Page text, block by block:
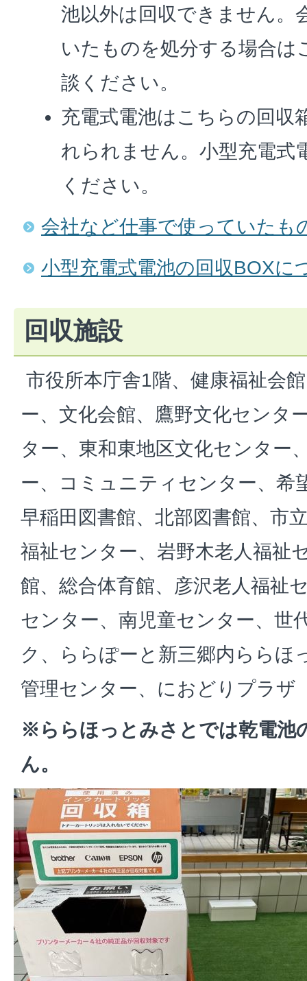
池以外は回収できません。
いたものを処分する場合は
談ください。
充電式電池はこちらの回収
れられません。小型充電式
ください。
会社など仕事で使っていたも
小型充電式電池の回収BOXに
回収施設
市役所本庁舎1階、健康福祉会
ー、文化会館、鷹野文化センタ
ター、東和東地区文化センター
ー、コミュニティセンター、希
早稲田図書館、北部図書館、市
福祉センター、岩野木老人福祉
館、総合体育館、彦沢老人福祉
センター、南児童センター、世
ク、ららぽーと新三郷内ららほ
管理センター、におどりプラザ
※ららほっとみさとでは乾電池
ん。